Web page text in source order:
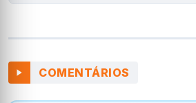
COMENTÁRIOS